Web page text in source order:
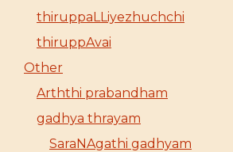
thiruppaLLiyezhuchchi
thiruppAvai
Other
Arththi prabandham
gadhya thrayam
SaraNAgathi gadhyam